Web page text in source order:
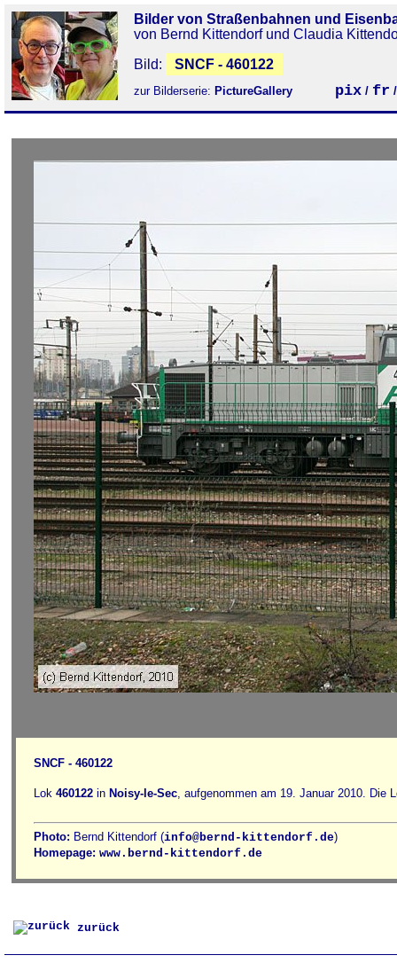
Bilder von Straßenbahnen und
von Bernd Kittendorf und Claudia
Bild:
SNCF - 460122
zur Bilderserie: PictureGallery pix / fr
SNCF - 460122
Lok 460122 in Noisy-le-Sec, aufgenommen am 19. Januar 2010. Die
Photo: Bernd Kittendorf (info@bernd-kittendorf.de)
Homepage: www.bernd-kittendorf.de
zurück